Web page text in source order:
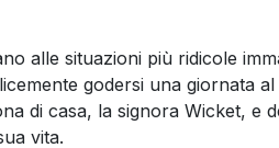
alle situazioni più ridicole
godersi una giornata
di casa, la signora Wicket,
vita.